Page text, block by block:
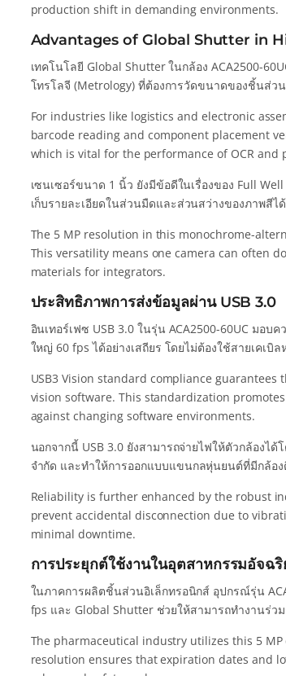
production shift in demanding environments.
Advantages of Global Shutter in
เทคโนโลยี Global Shutter ในกล้อง ACA2500-
โทรโลจี (Metrology) ที่ต้องการวัดขนาดของชิ้นส่ว
For industries like logistics and electronic
barcode reading and component placement
which is vital for the performance of OCR
เซนเซอร์ขนาด 1 นิ้ว ยังมีข้อดีในเรื่องของ Full
เก็บรายละเอียดในส่วนมืดและส่วนสว่างของภาพสี
The 5 MP resolution in this monochrome-
This versatility means one camera can often
materials for integrators.
ประสิทธิภาพการส่งข้อมูลผ่าน USB 3.0
อินเทอร์เฟซ USB 3.0 ในรุ่น ACA2500-60UC มอ
ใหญ่ 60 fps ได้อย่างเสถียร โดยไม่ต้องใช้สายเคเ
USB3 Vision standard compliance
vision software. This standardization
against changing software environments.
นอกจากนี้ USB 3.0 ยังสามารถจ่ายไฟให้ตัวกล้องไ
จำกัด และทำให้การออกแบบแขนกลหุ่นยนต์ที่มีกล้อ
Reliability is further enhanced by the robust
prevent accidental disconnection due to
minimal downtime.
การประยุกต์ใช้งานในอุตสาหกรรมอัจฉริ
ในภาคการผลิตชิ้นส่วนอิเล็กทรอนิกส์ อุปกรณ์รุ่น
fps และ Global Shutter ช่วยให้สามารถทำงานร่ว
The pharmaceutical industry utilizes this 5
resolution ensures that expiration dates and